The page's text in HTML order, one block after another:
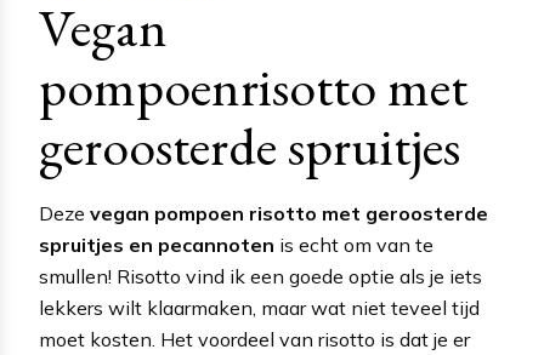
Vegan
pompoenrisotto met
geroosterde spruitjes
Deze vegan pompoen risotto met geroosterde
spruitjes en pecannoten is echt om van te
smullen! Risotto vind ik een goede optie als je iets
lekkers wilt klaarmaken, maar wat niet teveel tijd
moet kosten. Het voordeel van risotto is dat je er